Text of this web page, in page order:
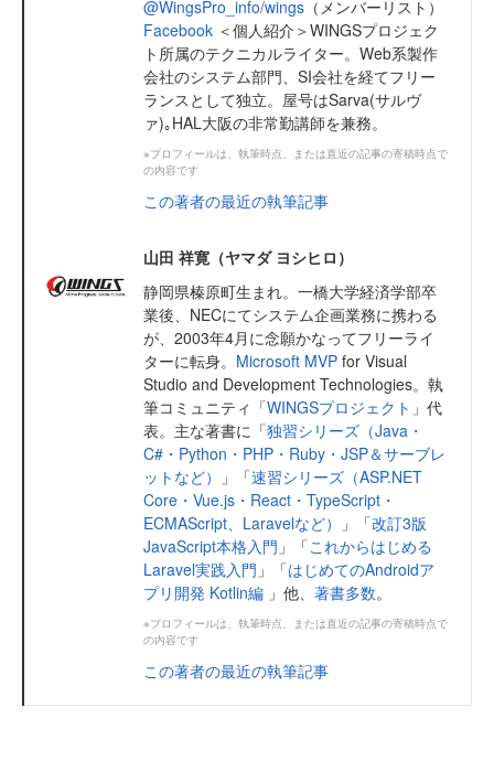
@WingsPro_info/wings （メンバーリスト）
Facebook ＜個人紹介＞WINGSプロジェク
ト所属のテクニカルライター。Web系製作
会社のシステム部門、SI会社を経てフリー
ランスとして独立。屋号はSarva(サルヴ
ァ)｡HAL大阪の非常勤講師を兼務。
※プロフィールは、執筆時点、または直近の記事の寄稿時点で
の内容です
この著者の最近の執筆記事
山田 祥寛（ヤマダ ヨシヒロ）
静岡県榛原町生まれ。一橋大学経済学部卒
業後、NECにてシステム企画業務に携わる
が、2003年4月に念願かなってフリーライ
ターに転身。 Microsoft MVP for Visual
Studio and Development Technologies。執
筆コミュニティ「WINGSプロジェクト 」代
表。主な著書に「独習シリーズ（Java・
C#・Python・PHP・Ruby・JSP＆サーブレ
ットなど）
」「速習シリーズ（ASP.NET
Core・Vue.js・React・TypeScript・
ECMAScript、Laravelなど）
」「改訂3版
JavaScript本格入門 」「これからはじめる
Laravel実践入門 」「はじめてのAndroidア
プリ開発 Kotlin編 」他、 著書多数。
※プロフィールは、執筆時点、または直近の記事の寄稿時点で
の内容です
この著者の最近の執筆記事